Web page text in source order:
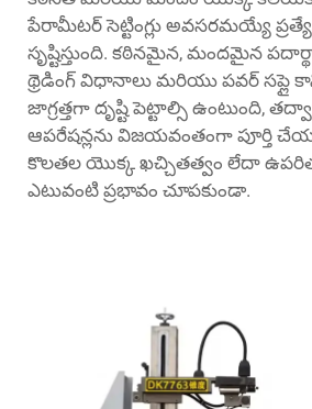
పేరామీటర్ సెట్టింగ్లు అవసరమయ్యే
సృష్టిస్తుంది. కఠినమైన, మందమైన
థ్రెడింగ్ విధానాలు మరియు పవర్ సప్లై
జాగ్రత్తగా దృష్టి పెట్టాల్సి ఉంటుంది,
ఆపరేషన్లను విజయవంతంగా పూర్తి
కొలతల యొక్క ఖచ్చితత్వం లేదా
ఎటువంటి ప్రభావం చూపకుండా.